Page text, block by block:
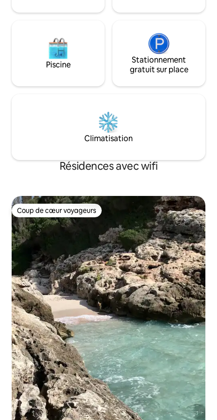
Piscine
Stationnement
gratuit sur place
Climatisation
Résidences avec wifi
Coup de cœur voyageurs
Coup de cœur voyageurs